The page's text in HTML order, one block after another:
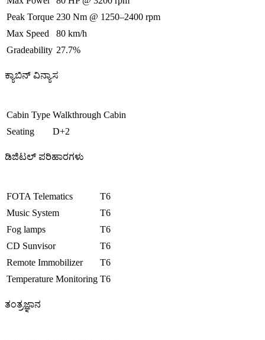
Peak Torque 230 Nm @ 1250–2400 rpm
Max Speed
80 km/h
Gradeability 27.7%
ಕ್ಯಾಬಿನ್ ವಿನ್ಯಾಸ
Cabin Type Walkthrough Cabin
Seating
D+2
ಡಿಜಿಟಲ್ ಪರಿಹಾರಗಳು
FOTA Telematics
T6
Music System
T6
Fog lamps
T6
CD Sunvisor
T6
Remote Immobilizer
T6
Temperature Monitoring T6
ತಂತ್ರಜ್ಞಾನ